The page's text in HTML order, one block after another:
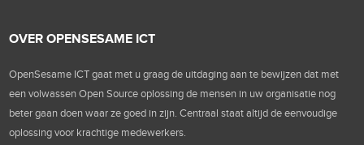
OVER OPENSESAME ICT
OpenSesame ICT gaat met u graag de uitdaging aan te bewijzen dat met
een volwassen Open Source oplossing de mensen in uw organisatie nog
beter gaan doen waar ze goed in zijn. Centraal staat altijd de eenvoudige
oplossing voor krachtige medewerkers.